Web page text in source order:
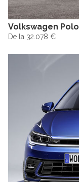
Volkswagen Polo
De la 32.078 €